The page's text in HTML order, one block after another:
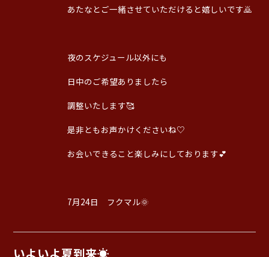
あたなとご一緒させていただけると嬉しいです🙇
夜のスケジュール以外にも
日中のご希望ありましたら
調整いたします🥰
是非ともお声かけくださいね♡
お会いできること楽しみにしております💕
7月24日 フクマル🌞
いよいよ夏到来☀️